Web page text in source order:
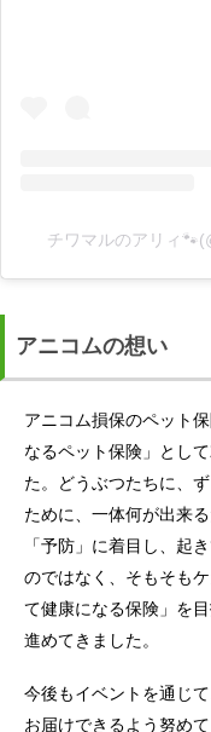
チワマルのアリィ
アニコムの想い
アニコム損保のペット
なるペット保険」とし
た。どうぶつたちに、
ために、一体何が出来
「予防」に着目し、起
のではなく、そもそも
て健康になる保険」を
進めてきました。
今後もイベントを通じ
お届けできるよう努め